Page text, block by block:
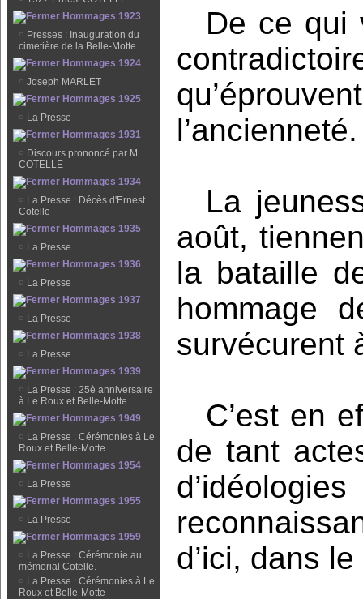
Hommages 1923
¤ Presses : Inauguration du
cimetière de la Belle-Motte
Hommages 1924
¤ Joseph MARLET
Hommages 1925
¤ La Presse
Hommages 1931
¤ Discours prononcé par M.
COTELLE
Hommages 1934
¤ La Presse : Décès d'Ernest
Cotelle
Hommages 1935
¤ La Presse
Hommages 1936
¤ La Presse
Hommages 1937
¤ La Presse
Hommages 1938
¤ La Presse
Hommages 1939
¤ La Presse : 25è anniversaire
à Le Roux et Belle-Motte
Hommages 1949
¤ La Presse : Cérémonies à Le
Roux et Belle-Motte
Hommages 1954
¤ La Presse
Hommages 1955
¤ La Presse
Hommages 1959
¤ La Presse : Cérémonie au
mémorial Cotelle.
¤ La Presse : Cérémonies à Le
Roux et Belle-Motte
De ce qui
l’ancienneté.
La
août,
la bataille
hommage
survécurent
C’est en
de tant
d’ici, dans